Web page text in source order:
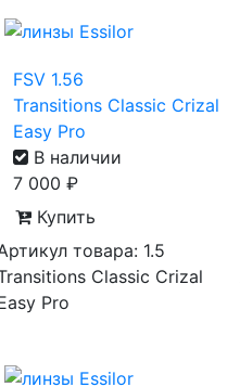
FSV 1.56
Transitions Classic Crizal
Easy Pro
В наличии
7 000 ₽
Купить
товара: 1.5
Classic Crizal
Pro